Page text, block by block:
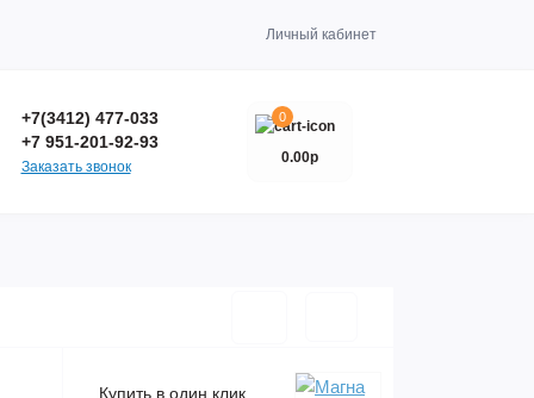
Личный кабинет
+7(3412) 477-033
+7 951-201-92-93
Заказать звонок
0
0.00р
Купить в один клик